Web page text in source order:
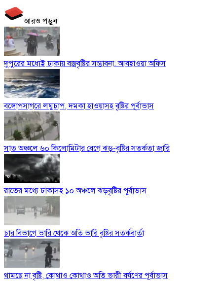
আরও পড়ুন
দুপুরের মধ্যেই ঢাকায় বজ্রবৃষ্টির সম্ভাবনা: আবহাওয়া অফিস
বঙ্গোপসাগরে লঘুচাপ, দমকা হাওয়াসহ বৃষ্টির পূর্বাভাস
সাত অঞ্চলে ৬০ কিলোমিটার বেগে ঝড়-বৃষ্টির সতর্কতা জারি
রাতের মধ্যে ঢাকাসহ ১০ অঞ্চলে ঝড়বৃষ্টির পূর্বাভাস
চার বিভাগে ভারি থেকে অতি ভারি বৃষ্টির সতর্কবার্তা
থামছে না বৃষ্টি, কোথাও কোথাও অতি ভারী বর্ষণের পূর্বাভাস